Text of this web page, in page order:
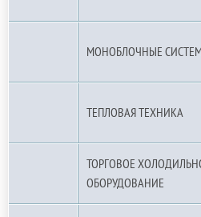
МОНОБЛОЧНЫЕ
ТЕПЛОВАЯ ТЕХНИКА
ТОРГОВОЕ
ОБОРУДОВАНИЕ